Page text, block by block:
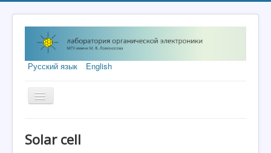
Русский язык English
Включить/
выключить
Наука
Solar сell